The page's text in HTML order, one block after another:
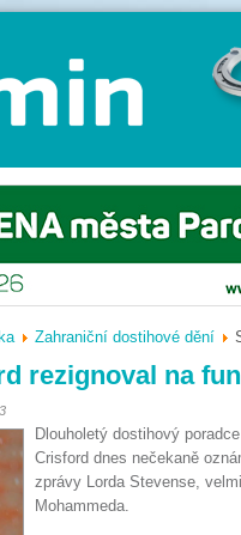
Zahraniční dostihové dění
rezignoval na
Dlouholetý dostihový
Crisford dnes nečekaně
zprávy Lorda Stevense,
Mohammeda.